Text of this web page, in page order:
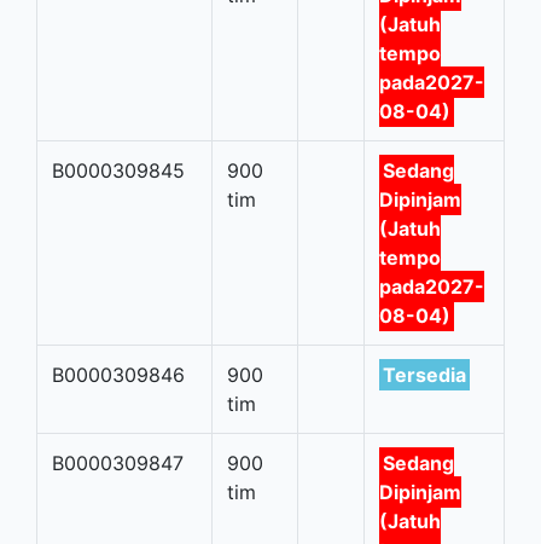
(Jatuh
tempo
pada2027-
08-04)
B0000309845
900
tim
Sedang
Dipinjam
(Jatuh
tempo
pada2027-
08-04)
B0000309846
900
tim
Tersedia
B0000309847
900
tim
Sedang
Dipinjam
(Jatuh